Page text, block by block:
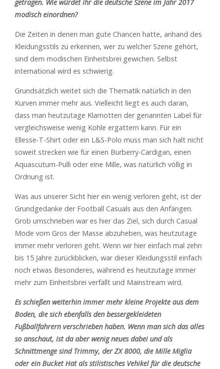
getragen. Wie würdet ihr die deutsche Szene im Jahr 2017
modisch einordnen?
Die Zeiten in denen man gute Chancen hatte, anhand des
Kleidungsstils zu erkennen, wer zu welcher Szene gehört,
sind dem modischen Einheitsbrei gewichen. Selbst
international wird es schwierig.
Grundsätzlich weitet sich die Thematik natürlich in den
Kurven immer mehr aus. Vielleicht liegt es auch daran,
dass man heutzutage Klamotten der genannten Label für
vergleichsweise wenig Kohle ergattern kann. Für ein
Ellesse-T-Shirt oder ein L&S-Polo muss man sich halt nicht
soweit strecken wie für einen Burberry-Cardigan, einen
Aquascutum-Pulli oder eine Mille, was natürlich völlig in
Ordnung ist.
Was aus unserer Sicht hier ein wenig verloren geht, ist der
Grundgedanke der Football Casuals aus den Anfängen.
Grob umschrieben war es hier das Ziel, sich durch Casual
Mode vom Gros der Masse abzuheben, was heutzutage
immer mehr verloren geht. Wenn wir hier einfach mal zehn
bis 15 Jahre zurückblicken, war dieser Kleidungsstil einfach
noch etwas Besonderes, während es heutzutage immer
mehr zum Einheitsbrei verfällt und Mainstream wird.
Es schießen weiterhin immer mehr kleine Projekte aus dem
Boden, die sich ebenfalls den bessergekleideten
Fußballfahrern verschrieben haben. Wenn man sich das alles
so anschaut, ist da aber wenig neues dabei und als
Schnittmenge sind Trimmy, der ZX 8000, die Mille Miglia
oder ein Bucket Hat als stilistisches Vehikel für die deutsche